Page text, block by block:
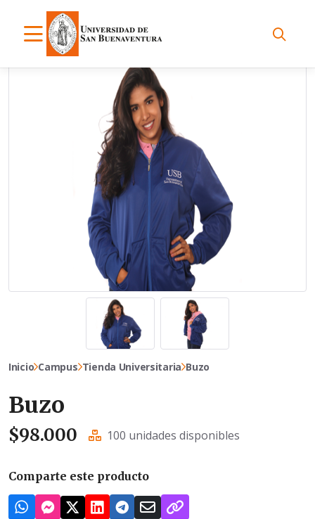
Inicio Campus Tienda Universitaria Buzo
Buzo
$98.000 100 unidades disponibles
Comparte este producto